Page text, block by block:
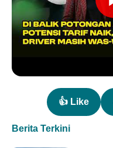
👍 Like
Berita Terkini